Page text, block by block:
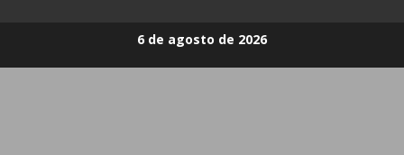
6 de agosto de 2026